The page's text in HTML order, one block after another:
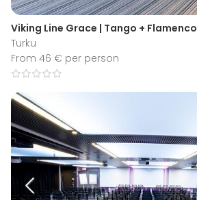
Viking Line Grace | Tango + Flamenco
Turku
From 46 € per person